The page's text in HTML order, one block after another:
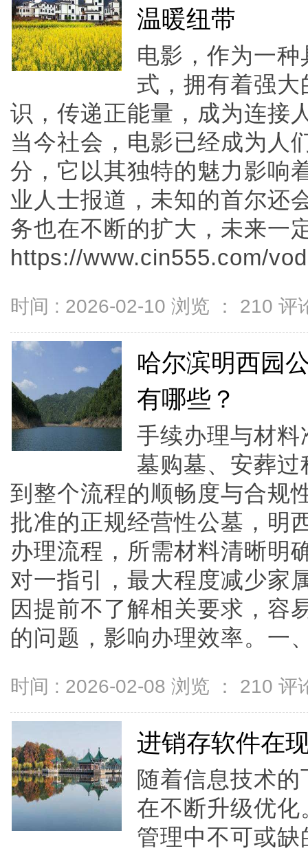
温暖纽带
电影，作为一
式，拥有着强
识，传递正能量，成为连接
当今社会，电影已经成为人
分，它以其独特的魅力影响
业人士报道，未知的首尔还
务也在不断的扩大，未来一
https://www.cin555.com/
时间 : 2026-02-10 浏览 ： 210 评
哈尔滨明西园
有哪些？
手续办理与材
墓购墓、安葬
到整个流程的顺畅度与合规
批准的正规经营性公墓，明
办理流程，所需材料清晰明
对一指引，最大程度减少家
因提前不了解相关要求，容
的问题，影响办理效率。一
时间 : 2026-02-08 浏览 ： 210 评
进销存软件在
随着信息技术
在不断升级优
管理中不可或